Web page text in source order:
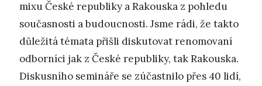
mixu České republiky a Rakouska z pohledu
současnosti a budoucnosti. Jsme rádi, že takto
důležitá témata přišli diskutovat renomovaní
odborníci jak z České republiky, tak Rakouska.
Diskusního semináře se zúčastnilo přes 40 lidí,